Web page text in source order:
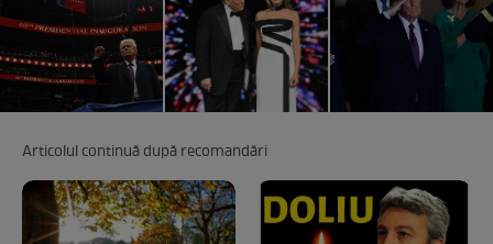
Articolul continuă după recomandări